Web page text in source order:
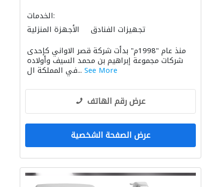
الخدمات:
الأجهزة المنزلية
تجهيزات الفنادق
الحمامات والمطابخ
منذ عام "1998م" بدأت شركة قصر الاواني كإحدى
شركات مجموعة إبراهيم بن محمد السيف وأولاده
في المملكة ال... See More
عرض رقم الهاتف
عرض الصفحة الشخصية